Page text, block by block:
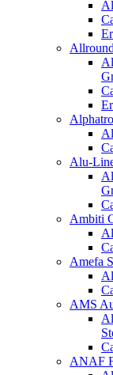
Alu-
Ambiti
Amefa
AMS
ANAF